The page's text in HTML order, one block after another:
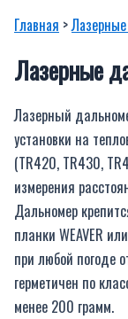
Главная >
Лазерные
Лазерный
установки на
(TR420, TR430,
измерения
Дальномер
планки WEAVER
при любой погоде
герметичен по
менее 200 грамм.